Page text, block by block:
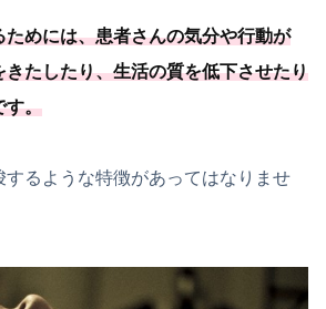
ためには、患者さんの気分や行動が
きたしたり、生活の質を低下させたり
す。
するような特徴があってはなりませ